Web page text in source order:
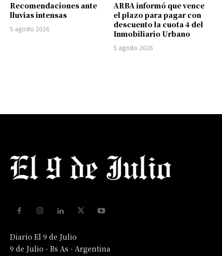
Recomendaciones ante
lluvias intensas
5 agosto 2026
ARBA informó que vence
el plazo para pagar con
descuento la cuota 4 del
Inmobiliario Urbano
5 agosto 2026
Diario El 9 de Julio
9 de Julio - Bs As - Argentina